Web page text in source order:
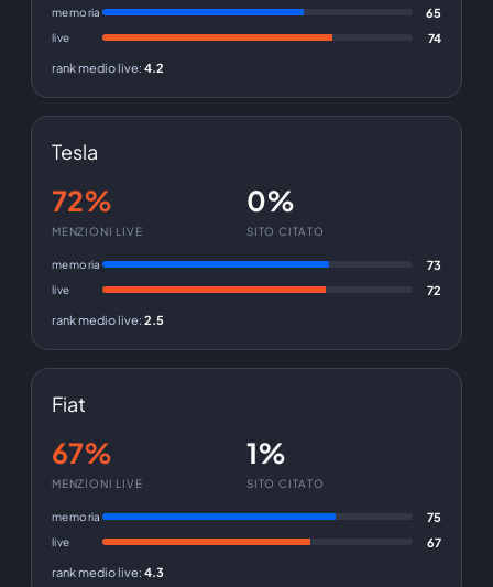
memoria 65
live 74
rank medio live: 4.2
Tesla
72%
MENZIONI LIVE
0%
SITO CITATO
memoria 73
live 72
rank medio live: 2.5
Fiat
67%
MENZIONI LIVE
1%
SITO CITATO
memoria 75
live 67
rank medio live: 4.3